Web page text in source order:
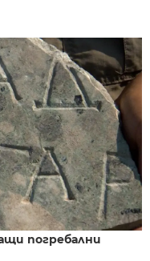
погребални